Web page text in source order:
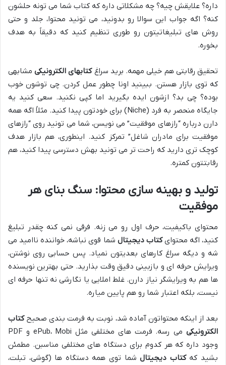
داره؟ علایقش چیه؟ چه مشکلاتی داره که کتاب شما می تونه حلشون
کنه؟ اگه جواب این سوالا رو بدونید، می تونید محتوا، جلد و حتی
روش های تبلیغاتیتون رو طوری تنظیم کنید که دقیقاً به هدف
بخوره.
تحقیق رقابتی هم خیلی مهمه. برید سراغکتابهای الکترونیکیمشابهی
که توی بازار هستن. ببینید اونا چطور عمل کردن. چی توشون خوب
بوده؟ چی بد؟ ازشون ایده بگیرید اما کپی نکنید. سعی کنید یه
جایگاه منحصر به فرد (Niche) برای خودتون پیدا کنید. مثلاً اگه همه
دارن درباره “رازهای موفقیت” می نویسن، شما می تونید روی “رازهای
موفقیت برای مادران شاغل” تمرکز کنید. اینطوری، هم بازار هدف
کوچک تری دارید که راحت تر می تونید بهش دسترسی پیدا کنید، هم
رقابتتون کمتره.
تولید و بهینه سازی محتوا: سنگ بنای هر
موفقیت
محتوای باکیفیت، حرف اول رو می زنه. فرقی نمی کنه چقدر تبلیغ
کنید، اگه محتوایکتاب دیجیتال شما قوی نباشه، خواننده ناامید می
شه و دیگه سراغ کارهای بعدیتون نمیاد. پس حسابی روی نوشتن،
ویرایش حرفه ای و بازبینی دقیق وقت بذارید. حتی بهترین نویسنده
ها هم به ویرایشگر نیاز دارن. غلط املایی یا نگارشی نه تنها حرفه ای
نیست، بلکه اعتبار شما رو هم پایین میاره.
بعد از اینکه محتواتون آماده شد، نوبت به فرمت بندی صحیحکتاب
الکترونیکی
می رسه. فرمت های مختلفی مثل ePub، Mobi و PDF
وجود داره که هر کدوم برای دستگاه های مختلفی مناسبن. مطمئن
بشید کهکتاب دیجیتالشما توی همه دستگاه ها (گوشی، تبلت،